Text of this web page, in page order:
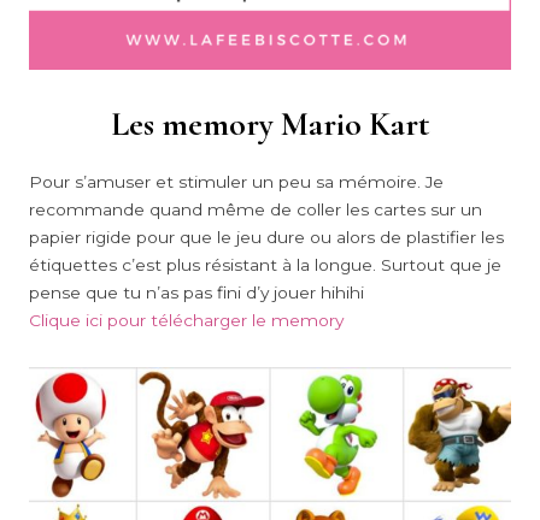
Les memory Mario Kart
Pour s’amuser et stimuler un peu sa mémoire. Je
recommande quand même de coller les cartes sur un
papier rigide pour que le jeu dure ou alors de plastifier les
étiquettes c’est plus résistant à la longue. Surtout que je
pense que tu n’as pas fini d’y jouer hihihi
Clique ici pour télécharger le memory